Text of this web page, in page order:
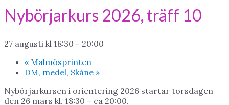
Nybörjarkurs 2026, träff 10
27 augusti kl 18:30 - 20:00
« Malmösprinten
DM, medel, Skåne »
Nybörjarkursen i orientering 2026 startar torsdagen
den 26 mars kl. 18:30 – ca 20:00.